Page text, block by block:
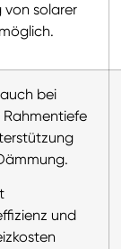
von solarer
bei
Rahmentiefe
und